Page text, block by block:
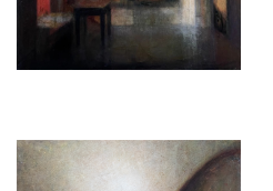
W: 万一空间 W.ONESPACE
W：请问您最初是如何为工作室的墙
R：几年前，我在艾克斯-普罗旺斯参
深刻的是所有的墙壁都被涂上了一种
刷实验，直到找到他自己理想中的灰